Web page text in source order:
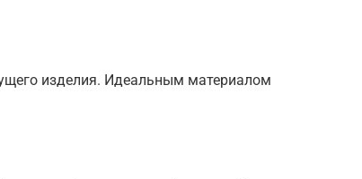
изделия. Идеальным материалом